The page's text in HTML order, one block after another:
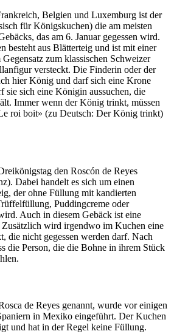
Belgien und Luxemburg ist der
für Königskuchen) die am meisten
das am 6. Januar gegessen wird.
besteht aus Blätterteig und ist mit einer
zum klassischen Schweizer
versteckt. Die Finderin oder der
hier König und darf sich eine Krone
sie sich eine Königin aussuchen, die
Immer wenn der König trinkt, müssen
roi boit» (zu Deutsch: Der König trinkt)
den Roscón de Reyes
Dabei handelt es sich um einen
der ohne Füllung mit kandierten
Puddingcreme oder
Auch in diesem Gebäck ist eine
wird irgendwo im Kuchen eine
die nicht gegessen werden darf. Nach
die Person, die die Bohne in ihrem Stück
de Reyes genannt, wurde vor einigen
in Mexiko eingeführt. Der Kuchen
und hat in der Regel keine Füllung.